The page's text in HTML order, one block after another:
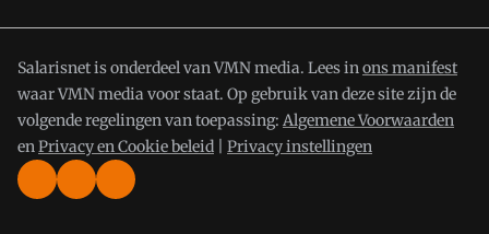
Salarisnet is onderdeel van VMN media. Lees inons manifest
waar VMN media voor staat. Op gebruik van deze site zijn de
volgende regelingen van toepassing: Algemene Voorwaarden
enPrivacy en Cookie beleid Privacy instellingen